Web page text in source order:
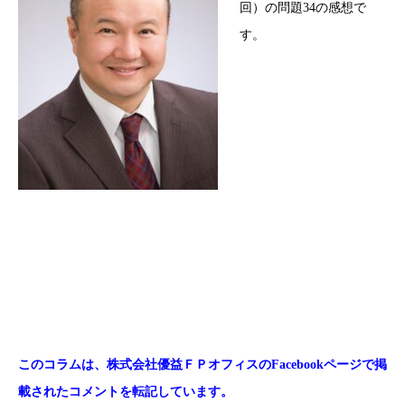
回）の問題34の感想で
す。
このコラムは、株式会社優益ＦＰオフィスのFacebookページで掲
載されたコメントを転記しています。